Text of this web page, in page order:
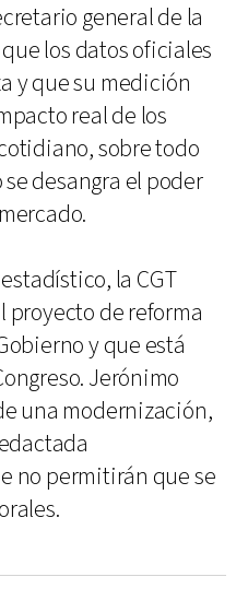
general de la
los datos oficiales
y que su medición
real de los
sobre todo
desangra el poder
la CGT
proyecto de reforma
y que está
Jerónimo
una modernización,
no permitirán que se